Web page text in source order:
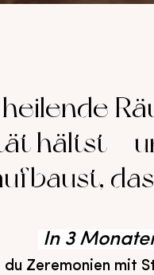
hältst –
In 3
Zeremonien mit